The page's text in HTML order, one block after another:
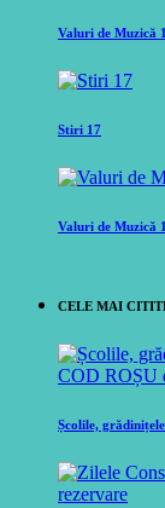
Valuri de Muzică
Stiri 17
Valuri de Muzică
CELE MAI
Școlile,